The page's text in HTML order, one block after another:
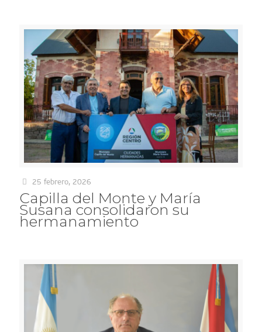
25 febrero, 2026
Capilla del Monte y María
Susana consolidaron su
hermanamiento